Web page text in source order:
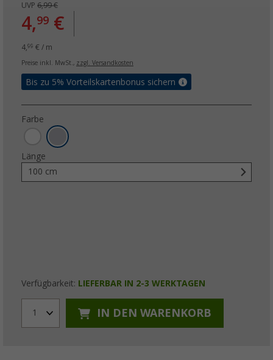
UVP 6,99 €
4,99 €
4,99 € / m
Preise inkl. MwSt., zzgl. Versandkosten
Bis zu 5% Vorteilskartenbonus sichern
Farbe
Länge
100 cm
Verfügbarkeit: LIEFERBAR IN 2-3 WERKTAGEN
1 IN DEN WARENKORB